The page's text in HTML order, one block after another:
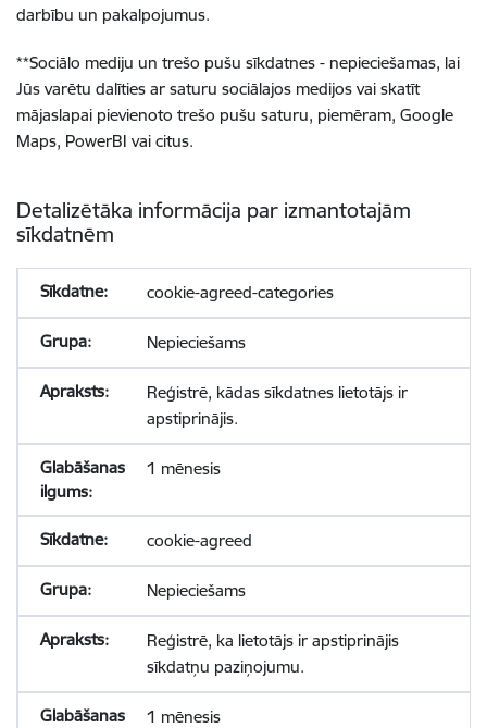
darbību un pakalpojumus.
**Sociālo mediju un trešo pušu sīkdatnes - nepieciešamas, lai
Jūs varētu dalīties ar saturu sociālajos medijos vai skatīt
mājaslapai pievienoto trešo pušu saturu, piemēram, Google
Maps, PowerBI vai citus.
Detalizētāka informācija par izmantotajām
sīkdatnēm
cookie-agreed-categories
Nepieciešams
Reģistrē, kādas sīkdatnes lietotājs ir
apstiprinājis.
1 mēnesis
cookie-agreed
Nepieciešams
Reģistrē, ka lietotājs ir apstiprinājis
sīkdatņu paziņojumu.
1 mēnesis